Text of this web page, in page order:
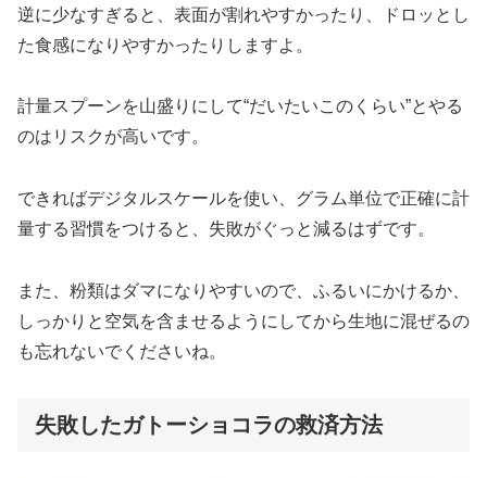
逆に少なすぎると、表面が割れやすかったり、ドロッとし
た食感になりやすかったりしますよ。
計量スプーンを山盛りにして“だいたいこのくらい”とやる
のはリスクが高いです。
できればデジタルスケールを使い、グラム単位で正確に計
量する習慣をつけると、失敗がぐっと減るはずです。
また、粉類はダマになりやすいので、ふるいにかけるか、
しっかりと空気を含ませるようにしてから生地に混ぜるの
も忘れないでくださいね。
失敗したガトーショコラの救済方法